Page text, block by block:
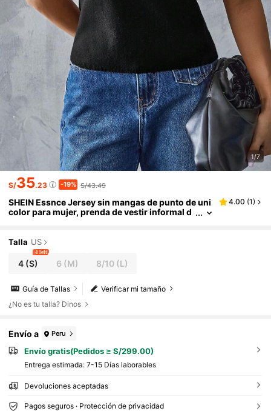
1/7
S/35.23 -19% S/43.49
SHEIN Essnce Jersey sin mangas de punto de uni
color para mujer, prenda de vestir informal d
ores
4.00 (1)
Talla US
4 (S)
4 left
6 (M) 8/10(L)
Verificar mi tamaño
Guía de Tallas
¿No es tu talla? Dinos
Envío a Peru
Envío gratis(Pedidos ≥ S/299.00)
Entrega estimada: 7-15 Días laborables
Devoluciones aceptadas
Pagos seguros · Protección de privacidad